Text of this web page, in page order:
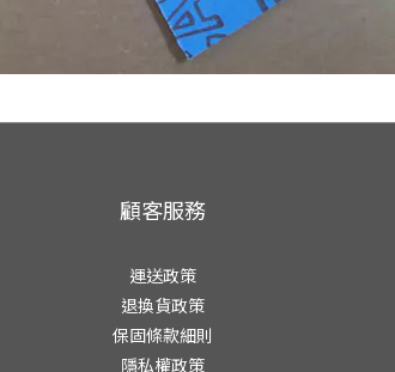
顧客服務
運送政策
退換貨政策
保固條款細則
隱私權政策